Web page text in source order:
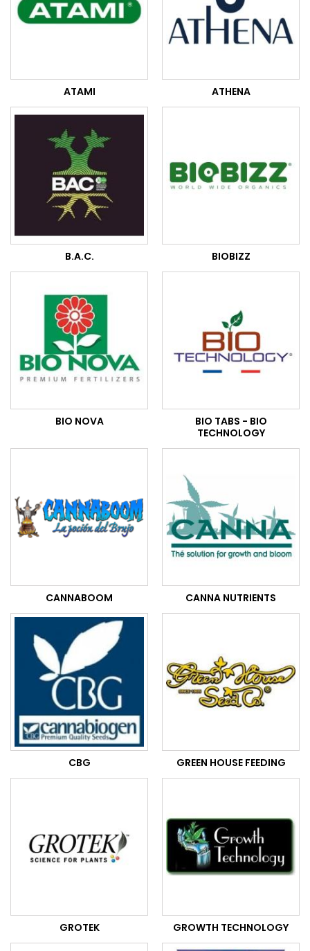
ATAMI ATHENA
B.A.C. BIOBIZZ
BIO NOVA
BIO TABS - BIO
TECHNOLOGY
CANNABOOM CANNA NUTRIENTS
CBG GREEN HOUSE FEEDING
GROTEK GROWTH TECHNOLOGY